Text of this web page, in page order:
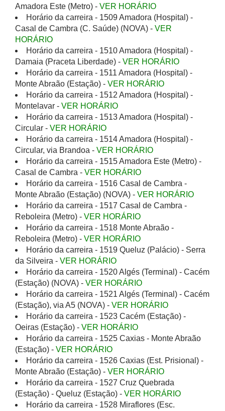
Amadora Este (Metro) - VER HORÁRIO
Horário da carreira - 1509 Amadora (Hospital) -
Casal de Cambra (C. Saúde) (NOVA) - VER
HORÁRIO
Horário da carreira - 1510 Amadora (Hospital) -
Damaia (Praceta Liberdade) - VER HORÁRIO
Horário da carreira - 1511 Amadora (Hospital) -
Monte Abraão (Estação) - VER HORÁRIO
Horário da carreira - 1512 Amadora (Hospital) -
Montelavar - VER HORÁRIO
Horário da carreira - 1513 Amadora (Hospital) -
Circular - VER HORÁRIO
Horário da carreira - 1514 Amadora (Hospital) -
Circular, via Brandoa - VER HORÁRIO
Horário da carreira - 1515 Amadora Este (Metro) -
Casal de Cambra - VER HORÁRIO
Horário da carreira - 1516 Casal de Cambra -
Monte Abraão (Estação) (NOVA) - VER HORÁRIO
Horário da carreira - 1517 Casal de Cambra -
Reboleira (Metro) - VER HORÁRIO
Horário da carreira - 1518 Monte Abraão -
Reboleira (Metro) - VER HORÁRIO
Horário da carreira - 1519 Queluz (Palácio) - Serra
da Silveira - VER HORÁRIO
Horário da carreira - 1520 Algés (Terminal) - Cacém
(Estação) (NOVA) - VER HORÁRIO
Horário da carreira - 1521 Algés (Terminal) - Cacém
(Estação), via A5 (NOVA) - VER HORÁRIO
Horário da carreira - 1523 Cacém (Estação) -
Oeiras (Estação) - VER HORÁRIO
Horário da carreira - 1525 Caxias - Monte Abraão
(Estação) - VER HORÁRIO
Horário da carreira - 1526 Caxias (Est. Prisional) -
Monte Abraão (Estação) - VER HORÁRIO
Horário da carreira - 1527 Cruz Quebrada
(Estação) - Queluz (Estação) - VER HORÁRIO
Horário da carreira - 1528 Miraflores (Esc.